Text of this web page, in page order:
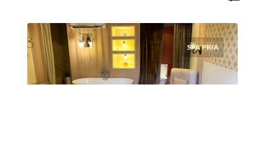
Bali, BALI
Ajukan
SPA PRIA